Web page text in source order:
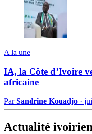
A la une
IA, la Côte d’Ivoire
africaine
ParSandrine Kouadjo ·
Actualité